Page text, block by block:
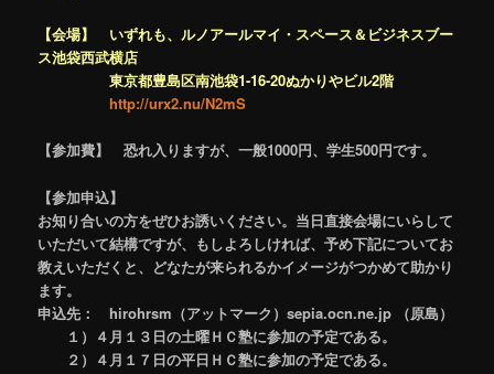
【会場】 いずれも、ルノアールマイ・スペース＆ビジネスブー
ス池袋西武横店
東京都豊島区南池袋1-16-20ぬかりやビル2階
http://urx2.nu/N2mS
【参加費】 恐れ入りますが、一般1000円、学生500円です。
【参加申込】
お知り合いの方をぜひお誘いください。当日直接会場にいらして
いただいて結構ですが、もしよろしければ、予め下記についてお
教えいただくと、どなたが来られるかイメージがつかめて助かり
ます。
申込先： hirohrsm（アットマーク）sepia.ocn.ne.jp （原島）
１）４月１３日の土曜ＨＣ塾に参加の予定である。
２）４月１７日の平日ＨＣ塾に参加の予定である。